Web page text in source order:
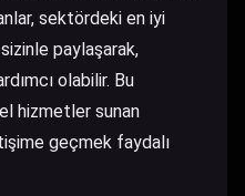
sektördeki en iyi
paylaşarak,
olabilir. Bu
hizmetler sunan
geçmek faydalı